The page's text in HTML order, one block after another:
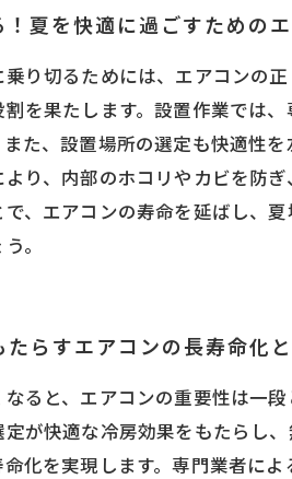
夏を快適に過ごすための
り切るためには、エアコンの
を果たします。設置作業では
た、設置場所の選定も快適性
り、内部のホコリやカビを防
、エアコンの寿命を延ばし、
。
たらすエアコンの長寿命化
ると、エアコンの重要性は一
定が快適な冷房効果をもたらし
化を実現します。専門業者に